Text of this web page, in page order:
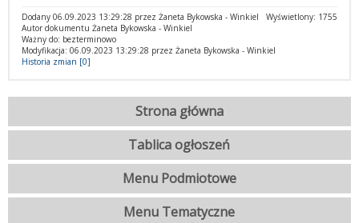
Wyświetlony: 1755
Dodany 06.09.2023 13:29:28 przez Żaneta Bykowska - Winkiel
Autor dokumentu Żaneta Bykowska - Winkiel
Ważny do: bezterminowo
Modyfikacja: 06.09.2023 13:29:28 przez Żaneta Bykowska - Winkiel
Historia zmian [0]
Strona główna
Tablica ogłoszeń
Menu Podmiotowe
Menu Tematyczne